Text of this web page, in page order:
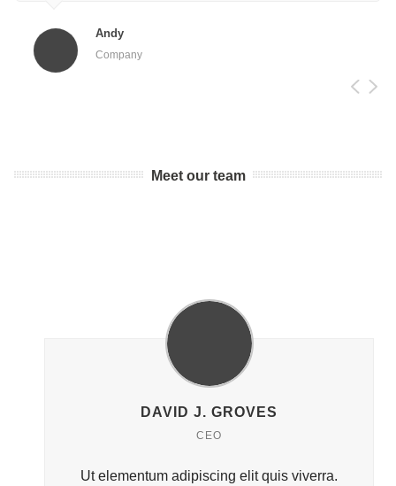
Andy
Company
Meet our team
DAVID J. GROVES
CEO
Ut elementum adipiscing elit quis viverra.